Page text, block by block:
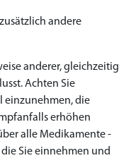
andere
anderer, gleichzeitig
Achten Sie
einzunehmen, die
erhöhen
alle Medikamente -
Sie einnehmen und